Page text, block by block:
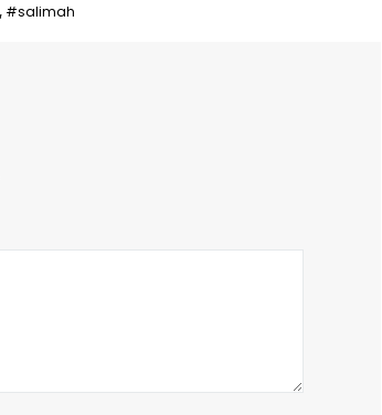
, #salimah